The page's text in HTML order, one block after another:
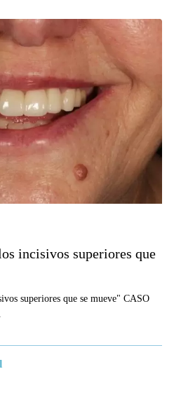
incisivos superiores que
superiores que se mueve" CASO